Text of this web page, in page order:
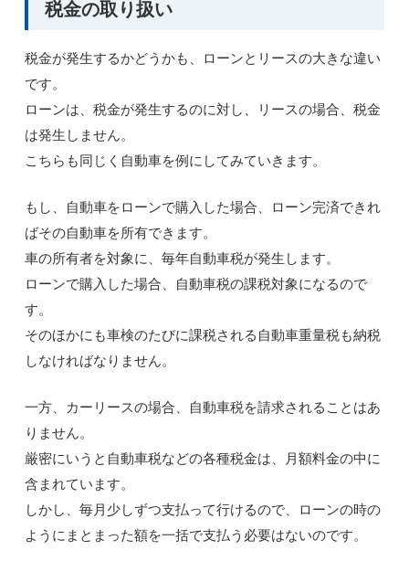
税金の取り扱い
税金が発生するかどうかも、ローンとリースの大きな違い
です。
ローンは、税金が発生するのに対し、リースの場合、税金
は発生しません。
こちらも同じく自動車を例にしてみていきます。
もし、自動車をローンで購入した場合、ローン完済できれ
ばその自動車を所有できます。
車の所有者を対象に、毎年自動車税が発生します。
ローンで購入した場合、自動車税の課税対象になるので
す。
そのほかにも車検のたびに課税される自動車重量税も納税
しなければなりません。
一方、カーリースの場合、自動車税を請求されることはあ
りません。
厳密にいうと自動車税などの各種税金は、月額料金の中に
含まれています。
しかし、毎月少しずつ支払って行けるので、ローンの時の
ようにまとまった額を一括で支払う必要はないのです。